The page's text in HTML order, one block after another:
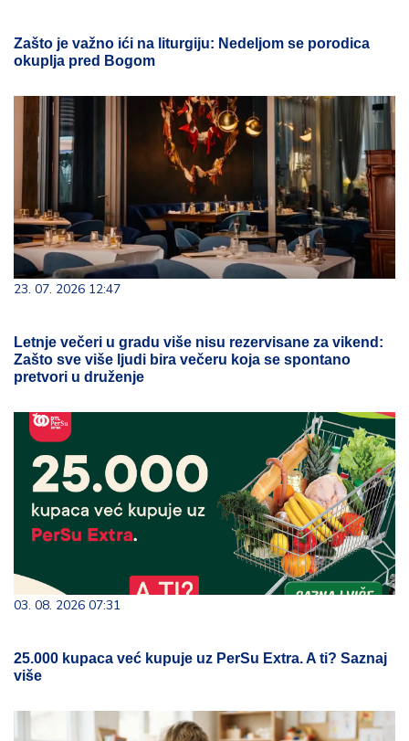
Zašto je važno ići na liturgiju: Nedeljom se porodica
okuplja pred Bogom
23. 07. 2026 12:47
Letnje večeri u gradu više nisu rezervisane za vikend:
Zašto sve više ljudi bira večeru koja se spontano
pretvori u druženje
03. 08. 2026 07:31
25.000 kupaca već kupuje uz PerSu Extra. A ti? Saznaj
više